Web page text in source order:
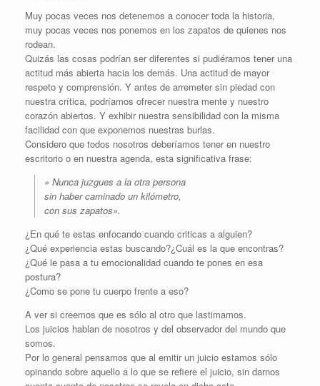
Muy pocas veces nos detenemos a conocer toda la historia,
muy pocas veces nos ponemos en los zapatos de quienes nos
rodean.
Quizás las cosas podrían ser diferentes si pudiéramos tener una
actitud más abierta hacia los demás. Una actitud de mayor
respeto y comprensión. Y antes de arremeter sin piedad con
nuestra crítica, podríamos ofrecer nuestra mente y nuestro
corazón abiertos. Y exhibir nuestra sensibilidad con la misma
facilidad con que exponemos nuestras burlas.
Considero que todos nosotros deberíamos tener en nuestro
escritorio o en nuestra agenda, esta significativa frase:
» Nunca juzgues a la otra persona
sin haber caminado un kilómetro,
con sus zapatos».
¿En qué te estas enfocando cuando criticas a alguien?
¿Qué experiencia estas buscando?¿Cuál es la que encontras?
¿Qué le pasa a tu emocionalidad cuando te pones en esa
postura?
¿Como se pone tu cuerpo frente a eso?
A ver si creemos que es sólo al otro que lastimamos.
Los juicios hablan de nosotros y del observador del mundo que
somos.
Por lo general pensamos que al emitir un juicio estamos sólo
opinando sobre aquello a lo que se refiere el juicio, sin darnos